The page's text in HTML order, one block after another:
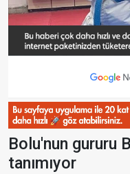
Bolu'nun gururu
tanımıyor